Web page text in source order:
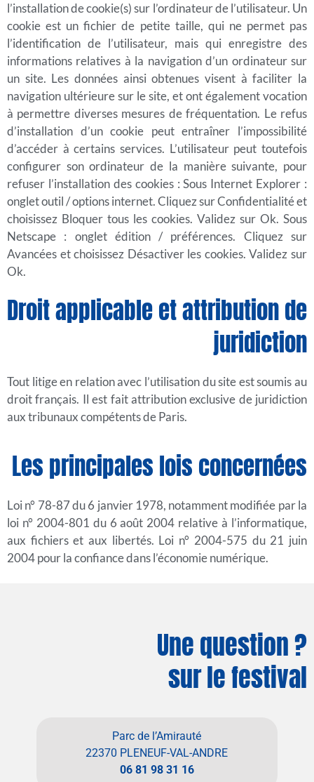
l’installation de cookie(s) sur l’ordinateur de l’utilisateur. Un
cookie est un fichier de petite taille, qui ne permet pas
l’identification de l’utilisateur, mais qui enregistre des
informations relatives à la navigation d’un ordinateur sur
un site. Les données ainsi obtenues visent à faciliter la
navigation ultérieure sur le site, et ont également vocation
à permettre diverses mesures de fréquentation. Le refus
d’installation d’un cookie peut entraîner l’impossibilité
d’accéder à certains services. L’utilisateur peut toutefois
configurer son ordinateur de la manière suivante, pour
refuser l’installation des cookies : Sous Internet Explorer :
onglet outil / options internet. Cliquez sur Confidentialité et
choisissez Bloquer tous les cookies. Validez sur Ok. Sous
Netscape : onglet édition / préférences. Cliquez sur
Avancées et choisissez Désactiver les cookies. Validez sur
Ok.
Droit applicable et attribution de
juridiction
Tout litige en relation avec l’utilisation du site est soumis au
droit français. Il est fait attribution exclusive de juridiction
aux tribunaux compétents de Paris.
Les principales lois concernées
Loi n° 78-87 du 6 janvier 1978, notamment modifiée par la
loi n° 2004-801 du 6 août 2004 relative à l’informatique,
aux fichiers et aux libertés. Loi n° 2004-575 du 21 juin
2004 pour la confiance dans l’économie numérique.
Une question ?
sur le festival
Parc de l’Amirauté
22370 PLENEUF-VAL-ANDRE
06 81 98 31 16